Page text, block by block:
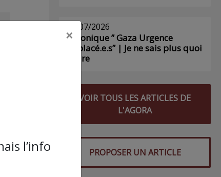
29/07/2026
Chronique ” Gaza Urgence
Déplacé.e.s” | Je ne sais plus quoi
écrire
VOIR TOUS LES ARTICLES DE
L'AGORA
PROPOSER UN ARTICLE
×
l’info